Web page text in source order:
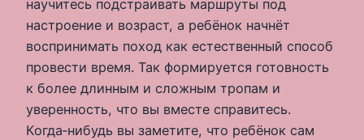
научитесь подстраивать маршруты под
настроение и возраст, а ребёнок начнёт
воспринимать поход как естественный способ
провести время. Так формируется готовность
к более длинным и сложным тропам и
уверенность, что вы вместе справитесь.
Когда‑нибудь вы заметите, что ребёнок сам